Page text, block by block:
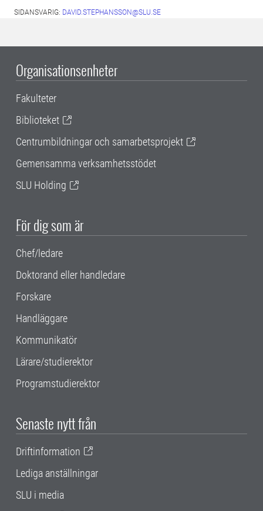
SIDANSVARIG: DAVID.STEPHANSSON@SLU.SE
Organisationsenheter
Fakulteter
Biblioteket
Centrumbildningar och samarbetsprojekt
Gemensamma verksamhetsstödet
SLU Holding
För dig som är
Chef/ledare
Doktorand eller handledare
Forskare
Handläggare
Kommunikatör
Lärare/studierektor
Programstudierektor
Senaste nytt från
Driftinformation
Lediga anställningar
SLU i media